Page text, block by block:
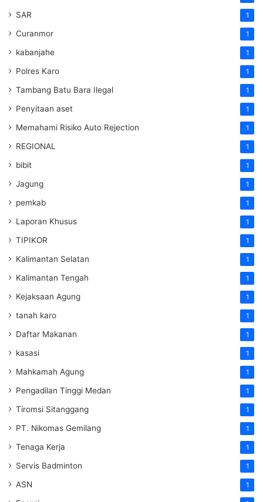
SAR 1
Curanmor 1
kabanjahe 1
Polres Karo 1
Tambang Batu Bara Ilegal 1
Penyitaan aset 1
Memahami Risiko Auto Rejection 1
REGIONAL 1
bibit 1
Jagung 1
pemkab 1
Laporan Khusus 1
TIPIKOR 1
Kalimantan Selatan 1
Kalimantan Tengah 1
Kejaksaan Agung 1
tanah karo 1
Daftar Makanan 1
kasasi 1
Mahkamah Agung 1
Pengadilan Tinggi Medan 1
Tiromsi Sitanggang 1
PT. Nikomas Gemilang 1
Tenaga Kerja 1
Servis Badminton 1
ASN 1